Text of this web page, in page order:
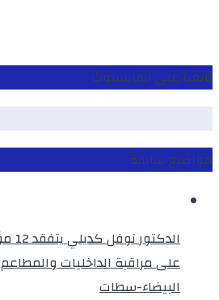
تابعنا على الفايسبوك
مواضيع سابقة
على مراقبة الداخليات
البيضاء-سطات